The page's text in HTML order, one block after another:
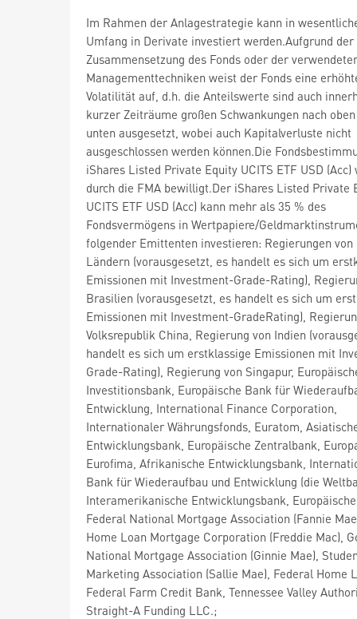
Im Rahmen der Anlagestrategie kann in
Umfang in Derivate investiert werden.Aufgrund der
Zusammensetzung des Fonds oder der
Managementtechniken weist der Fonds eine
Volatilität auf, d.h. die Anteilswerte sind auch
kurzer Zeiträume großen Schwankungen nach
unten ausgesetzt, wobei auch Kapitalverluste nicht
ausgeschlossen werden können.Die
iShares Listed Private Equity UCITS ETF USD (Acc)
durch die FMA bewilligt.Der iShares Listed Private
UCITS ETF USD (Acc) kann mehr als 35 % des
Fondsvermögens in Wertpapiere/
folgender Emittenten investieren: Regierungen von
Ländern (vorausgesetzt, es handelt es sich um
Emissionen mit Investment-Grade-Rating),
Brasilien (vorausgesetzt, es handelt es sich um
Emissionen mit Investment-GradeRating),
Volksrepublik China, Regierung von Indien
handelt es sich um erstklassige Emissionen mit
Grade-Rating), Regierung von Singapur,
Investitionsbank, Europäische Bank für
Entwicklung, International Finance Corporation,
Internationaler Währungsfonds, Euratom,
Entwicklungsbank, Europäische Zentralbank,
Eurofima, Afrikanische Entwicklungsbank,
Bank für Wiederaufbau und Entwicklung (die
Interamerikanische Entwicklungsbank,
Federal National Mortgage Association (Fannie
Home Loan Mortgage Corporation (Freddie Mac),
National Mortgage Association (Ginnie Mae),
Marketing Association (Sallie Mae), Federal Home
Federal Farm Credit Bank, Tennessee Valley
Straight-A Funding LLC.;